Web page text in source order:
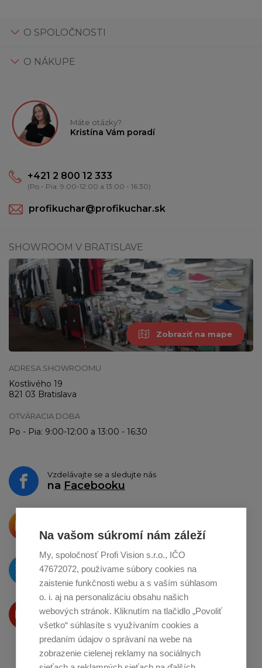
Na vašom súkromí nám záleží
My, spoločnosť Profi Vision s.r.o., IČO
47672072, používame súbory cookies na
zaistenie funkčnosti webu a s vaším súhlasom
o. i. aj na personalizáciu obsahu našich
webových stránok. Kliknutím na tlačidlo „Povoliť
všetko“ súhlasíte s využívaním cookies a
predaním údajov o správaní na webe na
zobrazenie cielenej reklamy na sociálnych
O SPOLOČNOSTI
O NÁKUPE
Máte otázky?
Kristína Vám poradí
+421 2 800 12 333
(Po - Pia: 9:00-12:00 a 13:00 - 16:30)
profikuchar@profikuchar.sk
SHOWROOM V BRATISLAVE
Zobraziť na mape
ADRESA SHOWROOMU
Kostlivého 19
821 03 Bratislava
OTVÁRACIA DOBA
Po - Pia: 9:00-12:00 a 13:00 - 16:30
Vzdelávajte se a sledujte nás
na Facebooku
o zdieľanie naInstagrame
O novinkách píšeme
naTwitteri
Produkty Vám predstavujeme
na Youtube